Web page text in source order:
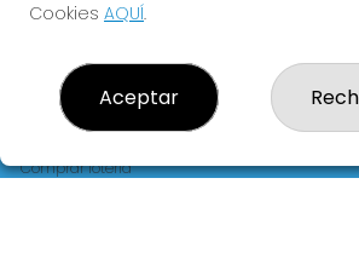
LOTERIA LA FLORIDA
Comprar lotería
Cookies AQUÍ.
Aceptar